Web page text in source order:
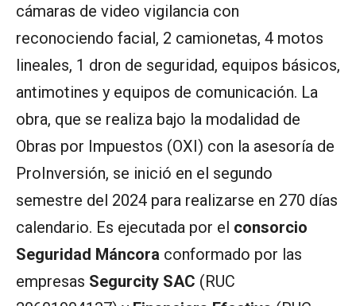
cámaras de video vigilancia con
reconociendo facial, 2 camionetas, 4 motos
lineales, 1 dron de seguridad, equipos básicos,
antimotines y equipos de comunicación. La
obra, que se realiza bajo la modalidad de
Obras por Impuestos (OXI) con la asesoría de
ProInversión, se inició en el segundo
semestre del 2024 para realizarse en 270 días
calendario. Es ejecutada por el consorcio
Seguridad Máncora conformado por las
empresas Segurcity SAC (RUC